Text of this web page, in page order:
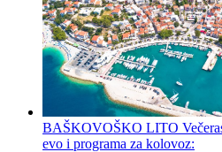
BAŠKOVOŠKO LITO
evo i programa za kolovoz: